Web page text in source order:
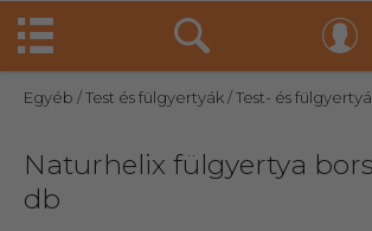
Egyéb / Test és fülgyertyák/ Test- és
Naturhelix fülgyertya
db